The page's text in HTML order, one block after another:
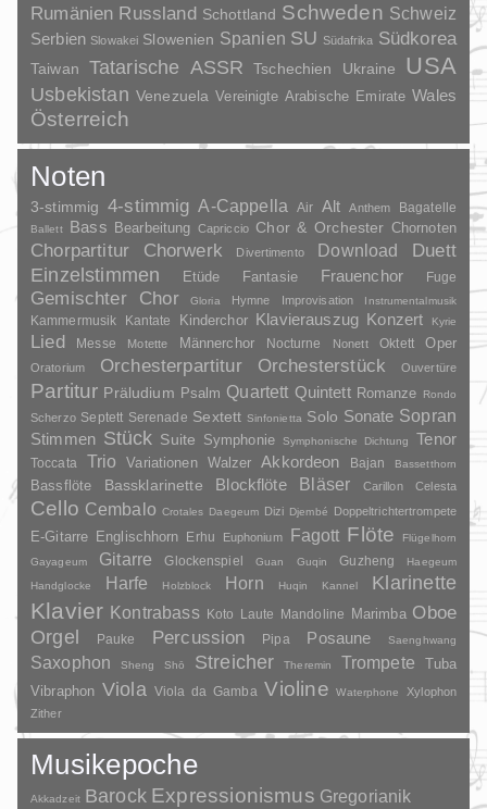
Rumänien Russland Schottland Schweden Schweiz
Serbien Slowakei Slowenien Spanien SU Südafrika Südkorea
Taiwan Tatarische ASSR Tschechien Ukraine USA
Usbekistan Venezuela Vereinigte Arabische Emirate Wales
Österreich
Noten
3-stimmig 4-stimmig A-Cappella Air Alt Anthem Bagatelle
Ballett Bass Bearbeitung Capriccio Chor & Orchester Chornoten
Chorpartitur Chorwerk Divertimento Download
Duett
Einzelstimmen
Etüde Fantasie Frauenchor Fuge
Gemischter Chor Gloria Hymne Improvisation Instrumentalmusik
Kammermusik Kantate Kinderchor Klavierauszug Konzert Kyrie
Lied Messe Motette Männerchor Nocturne Nonett Oktett Oper
Oratorium Orchesterpartitur Orchesterstück Ouvertüre
Partitur Präludium Psalm Quartett Quintett Romanze Rondo
Scherzo Septett Serenade Sextett Sinfonietta Solo Sonate Sopran
Stimmen Stück Suite Symphonie Symphonische Dichtung Tenor
Toccata Trio Variationen Walzer Akkordeon Bajan Bassetthorn
Bassflöte Bassklarinette Blockflöte Bläser Carillon Celesta
Cello Cembalo Crotales Daegeum Dizi Djembé Doppeltrichtertrompete
E-Gitarre Englischhorn Erhu Euphonium Fagott Flöte
Flügelhorn
Gayageum
Gitarre Glockenspiel Guan Guqin Guzheng
Haegeum
Handglocke
Harfe Holzblock Horn Huqin Kannel Klarinette
Klavier Kontrabass Koto Laute Mandoline Marimba Oboe
Orgel Pauke Percussion Pipa Posaune Saenghwang
Saxophon Sheng Shō Streicher Theremin Trompete
Tuba
Vibraphon Viola Viola da Gamba Violine Waterphone
Xylophon
Zither
Musikepoche
Akkadzeit Barock Expressionismus Gregorianik